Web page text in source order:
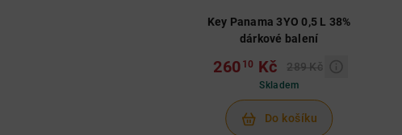
Key Panama 3YO 0,5 L 38%
dárkové balení
260 10 Kč 289 Kč
Skladem
Do košíku